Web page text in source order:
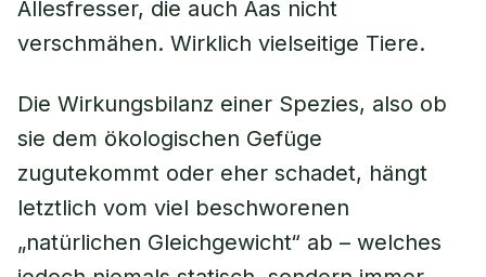
Allesfresser, die auch Aas nicht
verschmähen. Wirklich vielseitige Tiere.
Die Wirkungsbilanz einer Spezies, also ob
sie dem ökologischen Gefüge
zugutekommt oder eher schadet, hängt
letztlich vom viel beschworenen
„natürlichen Gleichgewicht“ ab – welches